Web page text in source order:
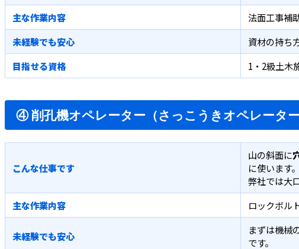
主な作業内容
法面工事補
未経験でも安心
資材の持ち
目指せる資格
1・2級土木
④ 削孔機オペレーター（さっこうきオペレーター
こんな仕事です
山の斜面に
に使います。
弊社では大
主な作業内容
ロックボル
未経験でも安心
まずは機械
です。